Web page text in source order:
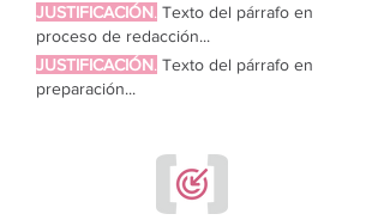
JUSTIFICACIÓN. Texto del párrafo en
proceso de redacción...
JUSTIFICACIÓN. Texto del párrafo en
preparación...